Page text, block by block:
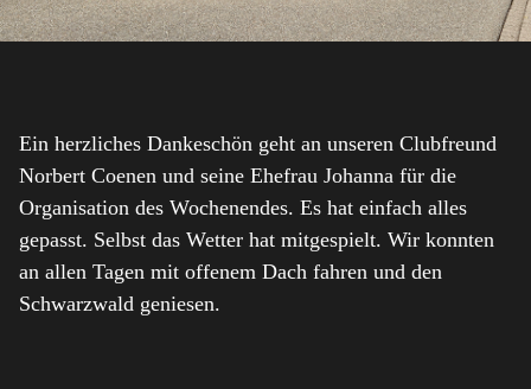
Ein herzliches Dankeschön geht an unseren Clubfreund
Norbert Coenen und seine Ehefrau Johanna für die
Organisation des Wochenendes. Es hat einfach alles
gepasst. Selbst das Wetter hat mitgespielt. Wir konnten
an allen Tagen mit offenem Dach fahren und den
Schwarzwald geniesen.